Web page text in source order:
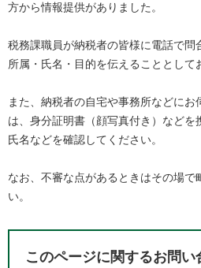
方から情報提供がありました。
税務課職員が納税者の皆様に電話で問
所属・氏名・目的を伝えることとして
また、納税者の自宅や事務所などに
は、身分証明書（顔写真付き）など
氏名などを確認してください。
なお、不審な点があるときはその場で
い。
このページに関するお問い